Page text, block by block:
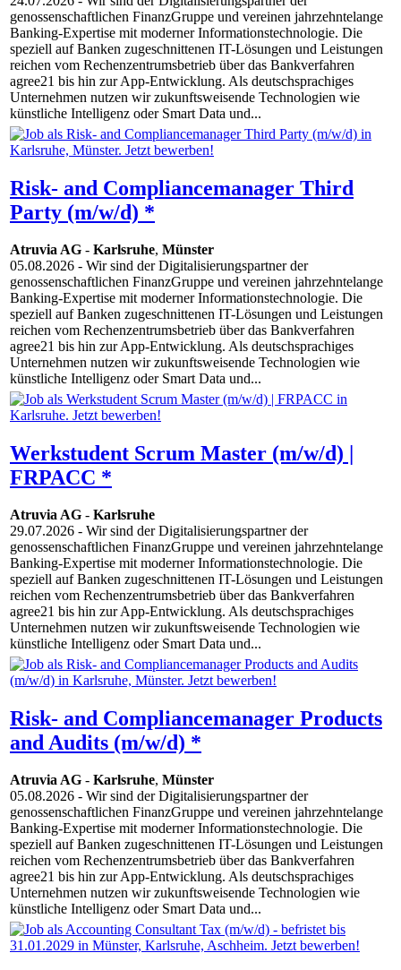
genossenschaftlichen FinanzGruppe und vereinen jahrzehntelange
Banking-Expertise mit moderner Informationstechnologie. Die
speziell auf Banken zugeschnittenen IT-Lösungen und Leistungen
reichen vom Rechenzentrumsbetrieb über das Bankverfahren
agree21 bis hin zur App-Entwicklung. Als deutschsprachiges
Unternehmen nutzen wir zukunftsweisende Technologien wie
künstliche Intelligenz oder Smart Data und...
Risk- and Compliancemanager Third
Party (m/w/d) *
Atruvia AG - Karlsruhe, Münster
05.08.2026 - Wir sind der Digitalisierungspartner der
genossenschaftlichen FinanzGruppe und vereinen jahrzehntelange
Banking-Expertise mit moderner Informationstechnologie. Die
speziell auf Banken zugeschnittenen IT-Lösungen und Leistungen
reichen vom Rechenzentrumsbetrieb über das Bankverfahren
agree21 bis hin zur App-Entwicklung. Als deutschsprachiges
Unternehmen nutzen wir zukunftsweisende Technologien wie
künstliche Intelligenz oder Smart Data und...
Werkstudent Scrum Master (m/w/d) |
FRPACC *
Atruvia AG - Karlsruhe
29.07.2026 - Wir sind der Digitalisierungspartner der
genossenschaftlichen FinanzGruppe und vereinen jahrzehntelange
Banking-Expertise mit moderner Informationstechnologie. Die
speziell auf Banken zugeschnittenen IT-Lösungen und Leistungen
reichen vom Rechenzentrumsbetrieb über das Bankverfahren
agree21 bis hin zur App-Entwicklung. Als deutschsprachiges
Unternehmen nutzen wir zukunftsweisende Technologien wie
künstliche Intelligenz oder Smart Data und...
Risk- and Compliancemanager Products
and Audits (m/w/d) *
Atruvia AG - Karlsruhe, Münster
05.08.2026 - Wir sind der Digitalisierungspartner der
genossenschaftlichen FinanzGruppe und vereinen jahrzehntelange
Banking-Expertise mit moderner Informationstechnologie. Die
speziell auf Banken zugeschnittenen IT-Lösungen und Leistungen
reichen vom Rechenzentrumsbetrieb über das Bankverfahren
agree21 bis hin zur App-Entwicklung. Als deutschsprachiges
Unternehmen nutzen wir zukunftsweisende Technologien wie
künstliche Intelligenz oder Smart Data und...